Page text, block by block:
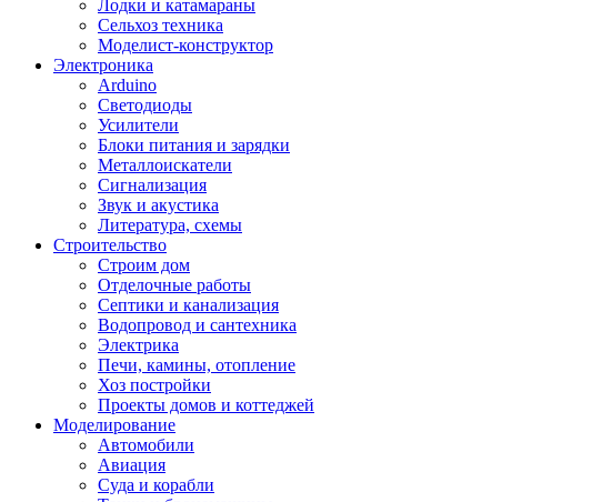
Лодки и катамараны
Сельхоз техника
Моделист-конструктор
Электроника
Arduino
Светодиоды
Усилители
Блоки питания и зарядки
Металлоискатели
Сигнализация
Звук и акустика
Литература, схемы
Строительство
Строим дом
Отделочные работы
Септики и канализация
Водопровод и сантехника
Электрика
Печи, камины, отопление
Хоз постройки
Проекты домов и коттеджей
Моделирование
Автомобили
Авиация
Суда и корабли